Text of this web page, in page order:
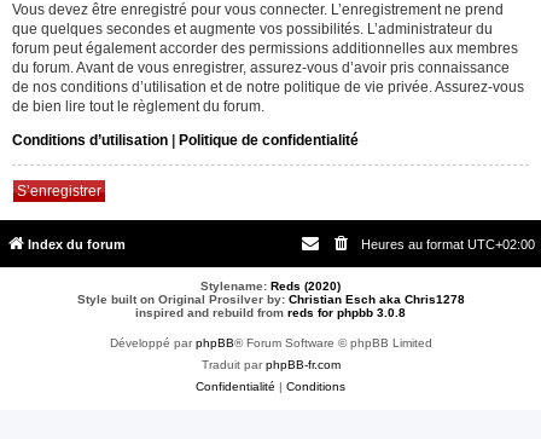
Vous devez être enregistré pour vous connecter. L’enregistrement ne prend
que quelques secondes et augmente vos possibilités. L’administrateur du
forum peut également accorder des permissions additionnelles aux membres
du forum. Avant de vous enregistrer, assurez-vous d’avoir pris connaissance
de nos conditions d’utilisation et de notre politique de vie privée. Assurez-vous
de bien lire tout le règlement du forum.
Conditions d’utilisation
Politique de confidentialité
S’enregistrer
Index du forum Heures au format UTC+02:00
Stylename: Reds (2020)
Style built on Original Prosilver by: Christian Esch aka Chris1278
inspired and rebuild from reds for phpbb 3.0.8
Développé parphpBB® Forum Software © phpBB Limited
Traduit parphpBB-fr.com
Confidentialité
Conditions